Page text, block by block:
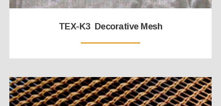
TEX-K3 Decorative Mesh